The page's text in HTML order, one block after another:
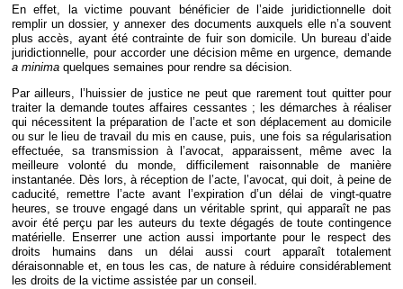
En effet, la victime pouvant bénéficier de l’aide juridictionnelle doit
remplir un dossier, y annexer des documents auxquels elle n’a souvent
plus accès, ayant été contrainte de fuir son domicile. Un bureau d’aide
juridictionnelle, pour accorder une décision même en urgence, demande
a minima quelques semaines pour rendre sa décision.
Par ailleurs, l’huissier de justice ne peut que rarement tout quitter pour
traiter la demande toutes affaires cessantes ; les démarches à réaliser
qui nécessitent la préparation de l’acte et son déplacement au domicile
ou sur le lieu de travail du mis en cause, puis, une fois sa régularisation
effectuée, sa transmission à l’avocat, apparaissent, même avec la
meilleure volonté du monde, difficilement raisonnable de manière
instantanée. Dès lors, à réception de l’acte, l’avocat, qui doit, à peine de
caducité, remettre l’acte avant l’expiration d’un délai de vingt-quatre
heures, se trouve engagé dans un véritable sprint, qui apparaît ne pas
avoir été perçu par les auteurs du texte dégagés de toute contingence
matérielle. Enserrer une action aussi importante pour le respect des
droits humains dans un délai aussi court apparaît totalement
déraisonnable et, en tous les cas, de nature à réduire considérablement
les droits de la victime assistée par un conseil.